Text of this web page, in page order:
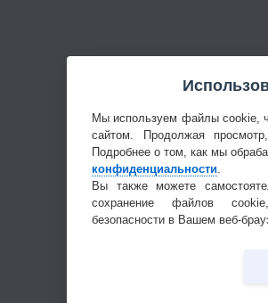
Мы используем файлы cookie,
сайтом. Продолжая
Подробнее о том, как мы
конфиденциальности.
Вы также можете
сохранение файлов
безопасности в Вашем веб-